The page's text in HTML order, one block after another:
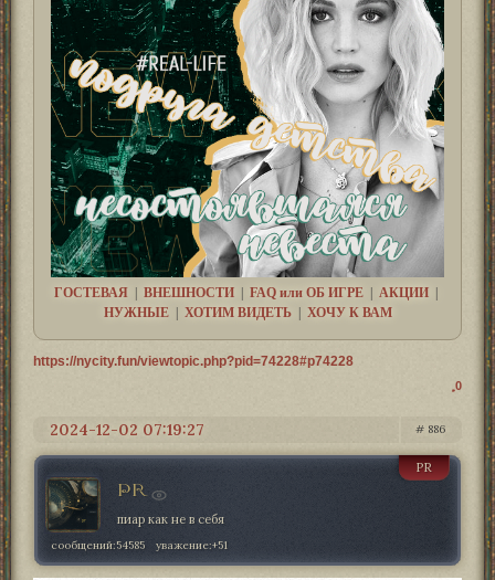
ГОСТЕВАЯ | ВНЕШНОСТИ | FAQ или ОБ ИГРЕ | АКЦИИ |
НУЖНЫЕ| ХОТИМ ВИДЕТЬ| ХОЧУ К ВАМ
https://nycity.fun/viewtopic.php?pid=74228#p74228
0
886
2024-12-02 07:19:27
PR
PR
пиар как не в себя
сообщений:54585 уважение:+51